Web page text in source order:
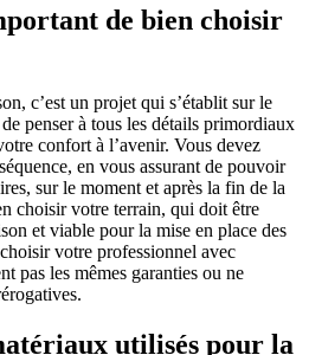
de bien choisir
c’est un projet qui s’établit sur le
penser à tous les détails primordiaux
confort à l’avenir. Vous devez
en vous assurant de pouvoir
sur le moment et après la fin de la
choisir votre terrain, qui doit être
et viable pour la mise en place des
votre professionnel avec
pas les mêmes garanties ou ne
utilisés pour la